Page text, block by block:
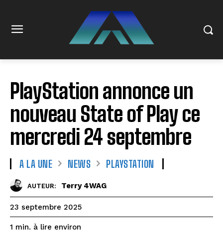
PlayStation annonce un
nouveau State of Play ce
mercredi 24 septembre
A LA UNE NEWS PLAYSTATION
AUTEUR: Terry 4WAG
23 septembre 2025
1 min. à lire environ